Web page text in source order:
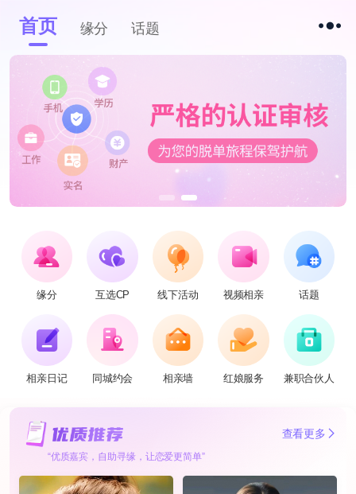
首页 缘分 话题
缘分 互选CP 线下活动 视频相亲 话题
相亲日记 同城约会 相亲墙 红娘服务 兼职合伙人
查看更多
“优质嘉宾，自助寻缘，让恋爱更简单”